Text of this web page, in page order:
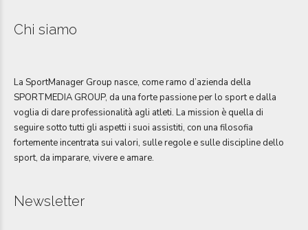
Chi siamo
La SportManager Group nasce, come ramo d’azienda della
SPORTMEDIA GROUP, da una forte passione per lo sport e dalla
voglia di dare professionalità agli atleti. La mission è quella di
seguire sotto tutti gli aspetti i suoi assistiti, con una filosofia
fortemente incentrata sui valori, sulle regole e sulle discipline dello
sport, da imparare, vivere e amare.
Newsletter